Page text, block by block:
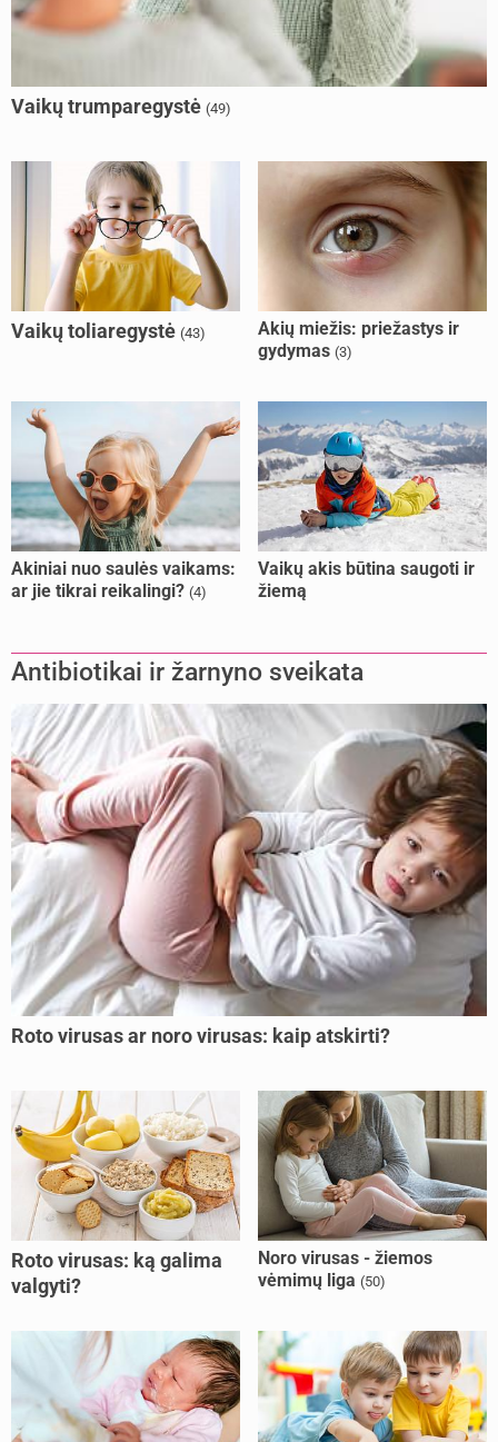
Vaikų trumparegystė (49)
Vaikų toliaregystė (43)
Akių miežis: priežastys ir
gydymas (3)
Akiniai nuo saulės vaikams:
ar jie tikrai reikalingi? (4)
Vaikų akis būtina saugoti ir
žiemą
Antibiotikai ir žarnyno sveikata
Roto virusas ar noro virusas: kaip atskirti?
Roto virusas: ką galima
valgyti?
Noro virusas - žiemos
vėmimų liga (50)